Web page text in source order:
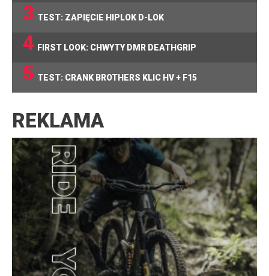
3 TEST: ZAPIĘCIE HIPLOK D-LOK
4 FIRST LOOK: CHWYTY DMR DEATHGRIP
5 TEST: CRANK BROTHERS KLIC HV + F15
REKLAMA